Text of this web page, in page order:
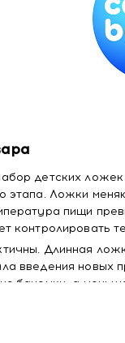
детских
этапа. Ложки
пищи
контролировать
Длинная
введения новых
баночки, а